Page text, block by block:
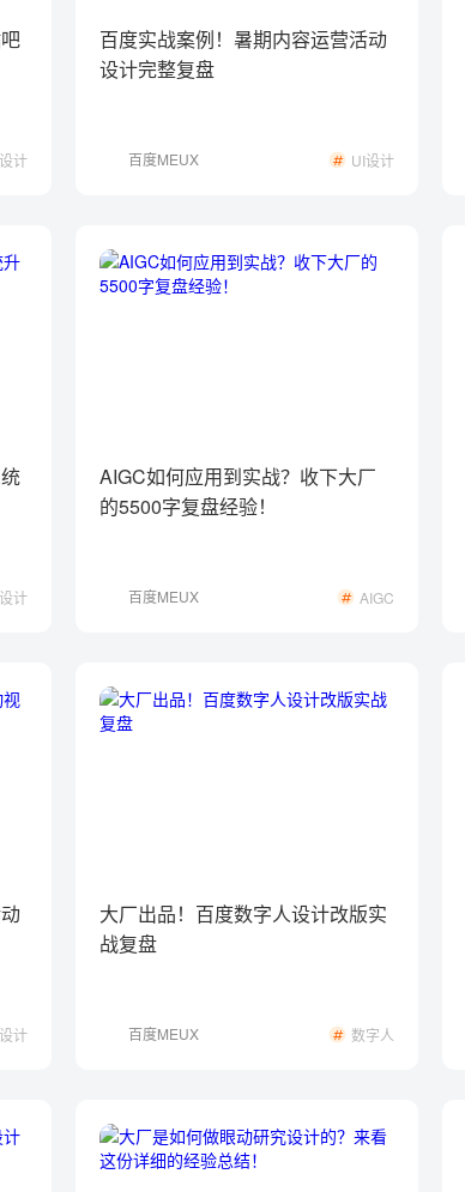
计
百度实战案例！暑期内容运营活动
设计完整复盘
百度MEUX UI设计
计
AIGC如何应用到实战？收下大厂
的5500字复盘经验！
百度MEUX AIGC
计
大厂出品！百度数字人设计改版实
战复盘
百度MEUX 数字人